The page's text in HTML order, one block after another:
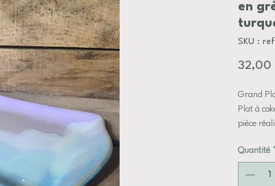
en
SKU :
32,00
Grand
Plat à
pièce
émaux
Quantité